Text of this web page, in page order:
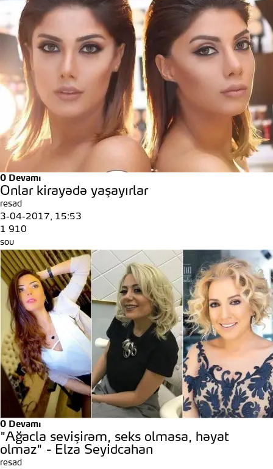
0 Devamı
Onlar kirayədə yaşayırlar
resad
3-04-2017, 15:53
1 910
sou
0 Devamı
"Ağacla sevişirəm, seks olmasa, həyat
olmaz" - Elza Seyidcahan
resad